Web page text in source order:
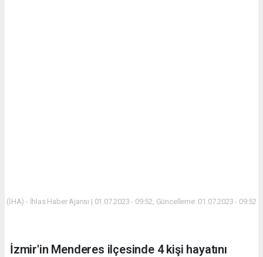
(İHA) - İhlas Haber Ajansı | 01.07.2023 - 09:52, Güncelleme: 01.07.2023 - 09:52
İzmir'in Menderes ilçesinde 4 kişi hayatını